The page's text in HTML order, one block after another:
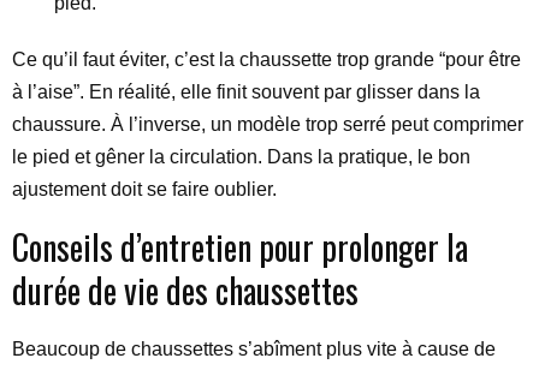
Ce qu’il faut éviter, c’est la chaussette trop grande “pour être
à l’aise”. En réalité, elle finit souvent par glisser dans la
chaussure. À l’inverse, un modèle trop serré peut comprimer
le pied et gêner la circulation. Dans la pratique, le bon
ajustement doit se faire oublier.
Conseils d’entretien pour prolonger la
durée de vie des chaussettes
Beaucoup de chaussettes s’abîment plus vite à cause de